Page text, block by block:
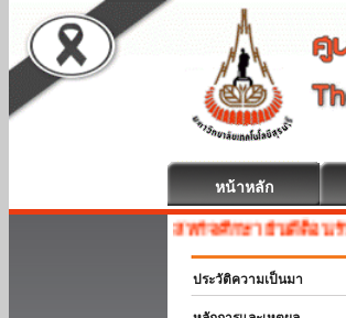
หน้าหลัก
สหกิจศึกษา ยินดีต้อนรับ
ประวัติความเป็นมา